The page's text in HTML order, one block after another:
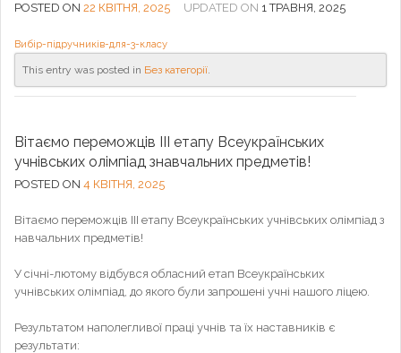
POSTED ON 22 КВІТНЯ, 2025 UPDATED ON 1 ТРАВНЯ, 2025
Вибір-підручників-для-3-класу
This entry was posted in Без категорії
Вітаємо переможців ІІІ етапу Всеукраїнських
учнівських олімпіад знавчальних предметів!
POSTED ON 4 КВІТНЯ, 2025
Вітаємо переможців ІІІ етапу Всеукраїнських учнівських олімпіад з
навчальних предметів!
У січні-лютому відбувся обласний етап Всеукраїнських
учнівських олімпіад, до якого були запрошені учні нашого ліцею.
Результатом наполегливої праці учнів та їх наставників є
результати: